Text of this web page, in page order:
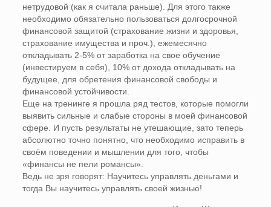
нетрудовой (как я считала раньше). Для этого также
необходимо обязательно пользоваться долгосрочной
финансовой защитой (страхование жизни и здоровья,
страхование имущества и проч.), ежемесячно
откладывать 2-5% от заработка на свое обучение
(инвестируем в себя), 10% от дохода откладывать на
будущее, для обретения финансовой свободы и
финансовой устойчивости.
Еще на тренинге я прошла ряд тестов, которые помогли
выявить сильные и слабые стороны в моей финансовой
сфере. И пусть результаты не утешающие, зато теперь
абсолютно точно понятно, что необходимо исправить в
своём поведении и мышлении для того, чтобы
«финансы не пели романсы».
Ведь не зря говорят: Научитесь управлять деньгами и
тогда Вы научитесь управлять своей жизнью!